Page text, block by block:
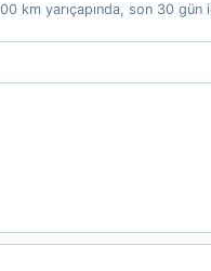
km yarıçapında, son 30